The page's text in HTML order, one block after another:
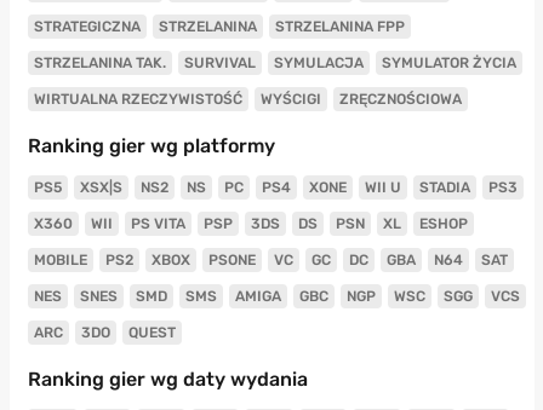
STRATEGICZNA STRZELANINA STRZELANINA FPP
STRZELANINA TAK. SURVIVAL SYMULACJA SYMULATOR ŻYCIA
WIRTUALNA RZECZYWISTOŚĆ WYŚCIGI ZRĘCZNOŚCIOWA
Ranking gier wg platformy
PS5 XSX|S NS2 NS PC PS4 XONE WII U STADIA PS3
X360 WII PS VITA PSP 3DS DS PSN XL ESHOP
MOBILE PS2 XBOX PSONE VC GC DC GBA N64 SAT
NES SNES SMD SMS AMIGA GBC NGP WSC SGG VCS
ARC 3DO QUEST
Ranking gier wg daty wydania